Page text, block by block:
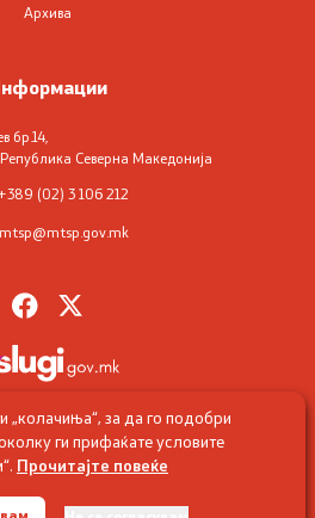
Архива
бр.14,
Северна Македонија
(02) 3 106 212
mtsp@mtsp.gov.mk
млади
„колачиња“, за да го подобри
ги прифаќате условите
Прочитајте повеќе